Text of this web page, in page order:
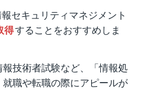
セキュリティマネジメント
得することをおすすめしま
技術者試験など、「情報処
職や転職の際にアピールが